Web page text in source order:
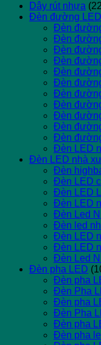
Dây rút nhựa
Đèn đường LED
Đèn
Đèn
Đèn
Đèn
Đèn
Đèn
Đèn
Đèn
Đèn
Đèn
Đèn
Đèn LED
Đèn LED nhà
Đèn
Đèn LED
Đèn LED
Đèn LED
Đèn Led
Đèn led
Đèn LED
Đèn LED
Đèn Led
Đèn pha LED
Đèn pha
Đèn Pha
Đèn pha
Đèn Pha
Đèn pha
Đèn pha